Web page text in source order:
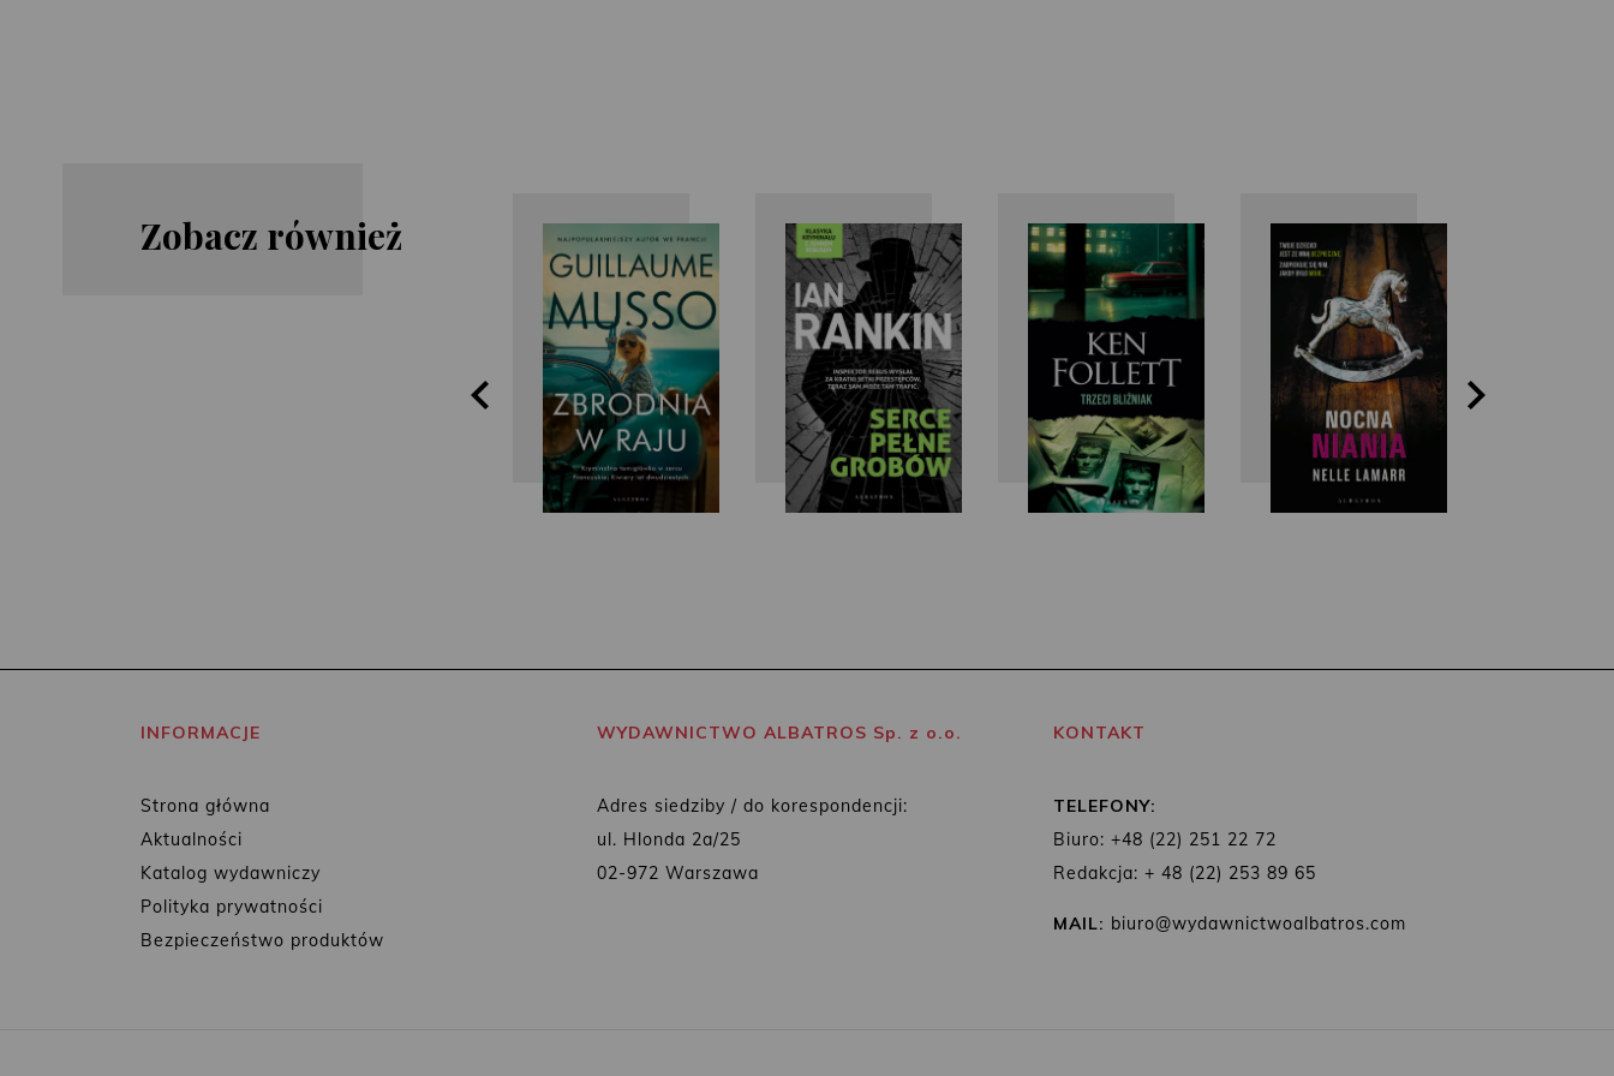
Zobacz również
Anders
Jenny
Guillaume
Musso
Ian Rankin Ken Follett
Nelle
Lamarr
INFORMACJE
Strona główna
Aktualności
Katalog wydawniczy
Polityka prywatności
Bezpieczeństwo produktów
WYDAWNICTWO ALBATROS Sp. z o.o.
Adres siedziby / do korespondencji:
ul. Hlonda 2a/25
02-972 Warszawa
KONTAKT
TELEFONY:
Biuro: +48 (22) 251 22 72
Redakcja: + 48 (22) 253 89 65
MAIL: biuro@wydawnictwoalbatros.com